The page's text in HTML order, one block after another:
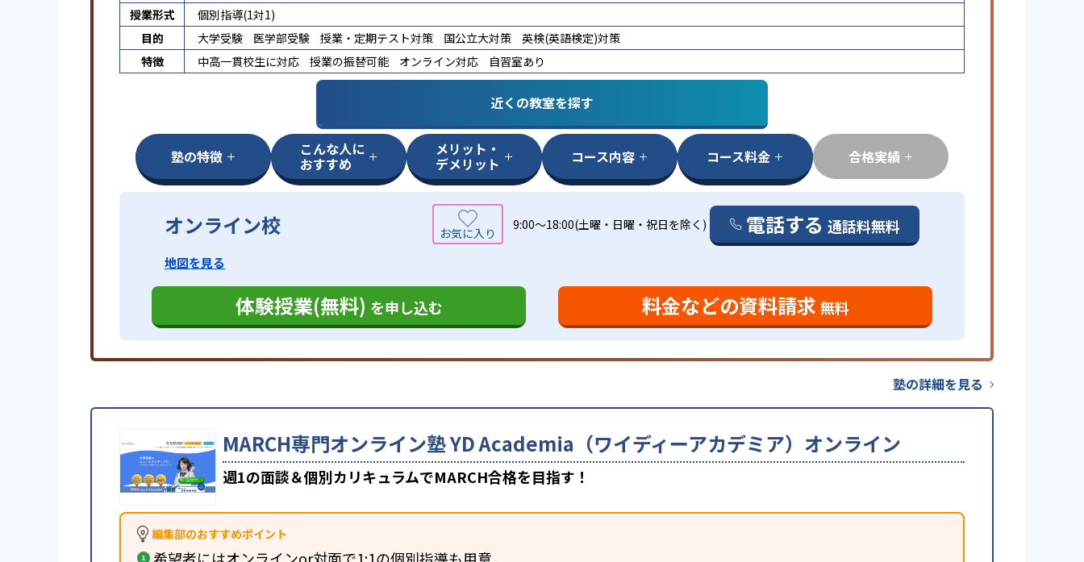
授業形式
個別指導(1対1)
目的
大学受験 医学部受験 授業・定期テスト対策 国公立大対策
英検(英語検定)対策
特徴
中高一貫校生に対応 授業の振替可能 オンライン対応 自習室あり
近くの教室を探す
塾の特徴 こんな人に
おすすめ
メリット・
デメリット コース内容 コース料金 合格実績
オンライン校 9:00～18:00(土曜・日曜・祝日を除く) 電話する 通話料無料
地図を見る
体験授業(無料) を申し込む 料金などの資料請求 無料
塾の詳細を見る
MARCH専門オンライン塾 YD Academia（ワイディーアカデミア）オンライン
週1の面談＆個別カリキュラムでMARCH合格を目指す！
編集部のおすすめポイント